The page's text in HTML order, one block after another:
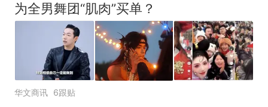
为全男舞团“肌肉”买单？
华文商讯 6跟贴